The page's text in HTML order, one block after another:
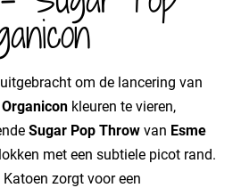
om de lancering van
kleuren te vieren,
Sugar Pop Throw van Esme
met een subtiele picot rand.
zorgt voor een